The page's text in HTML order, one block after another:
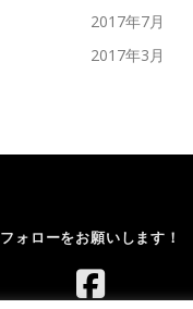
2017年7月
2017年3月
フォローをお願いします！